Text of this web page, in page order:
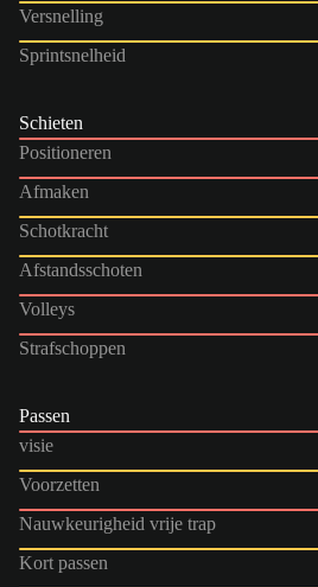
Versnelling
Sprintsnelheid
Schieten
Positioneren
Afmaken
Schotkracht
Afstandsschoten
Volleys
Strafschoppen
Passen
visie
Voorzetten
Nauwkeurigheid vrije trap
Kort passen